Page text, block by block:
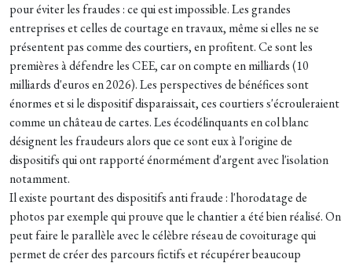
pour éviter les fraudes : ce qui est impossible. Les grandes
entreprises et celles de courtage en travaux, même si elles ne se
présentent pas comme des courtiers, en profitent. Ce sont les
premières à défendre les CEE, car on compte en milliards (10
milliards d'euros en 2026). Les perspectives de bénéfices sont
énormes et si le dispositif disparaissait, ces courtiers s'écrouleraient
comme un château de cartes. Les écodélinquants en col blanc
désignent les fraudeurs alors que ce sont eux à l'origine de
dispositifs qui ont rapporté énormément d'argent avec l'isolation
notamment.
Il existe pourtant des dispositifs anti fraude : l'horodatage de
photos par exemple qui prouve que le chantier a été bien réalisé. On
peut faire le parallèle avec le célèbre réseau de covoiturage qui
permet de créer des parcours fictifs et récupérer beaucoup